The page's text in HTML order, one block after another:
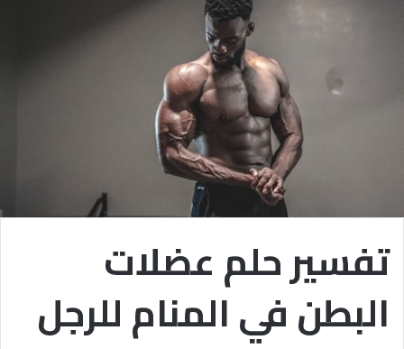
تفسير حلم عضلات
البطن في المنام للرجل